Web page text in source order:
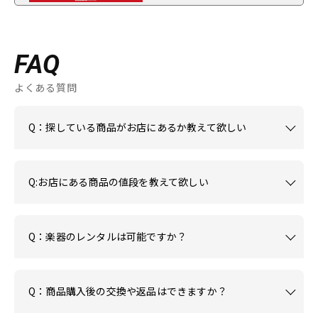
FAQ
よくある質問
Q：探している商品がお店にあるか教えて欲しい
Q:お店にある商品の値段を教えて欲しい
Q：楽器のレンタルは可能ですか？
Q：商品購入後の交換や返品はできますか？